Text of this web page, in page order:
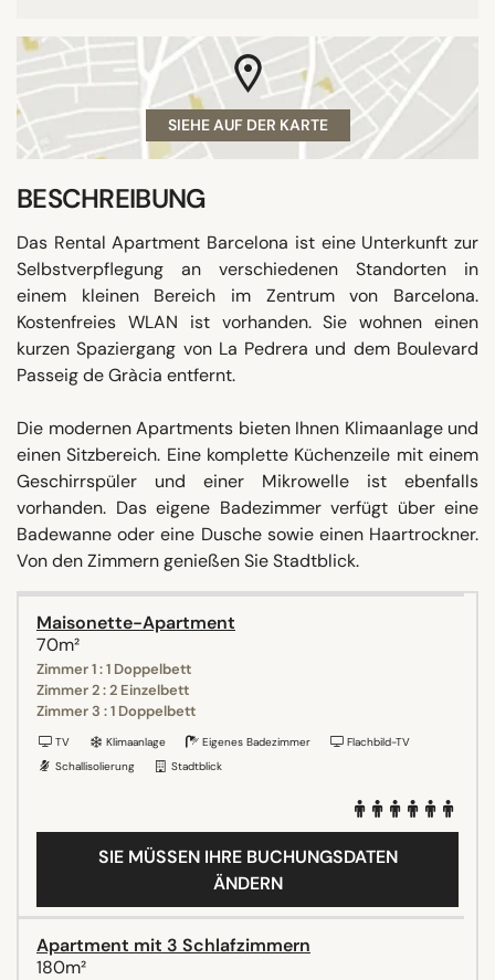
SIEHE AUF DER KARTE
BESCHREIBUNG
Das Rental Apartment Barcelona ist eine Unterkunft zur
Selbstverpflegung an verschiedenen Standorten in
einem kleinen Bereich im Zentrum von Barcelona.
Kostenfreies WLAN ist vorhanden. Sie wohnen einen
kurzen Spaziergang von La Pedrera und dem Boulevard
Passeig de Gràcia entfernt.
Die modernen Apartments bieten Ihnen Klimaanlage und
einen Sitzbereich. Eine komplette Küchenzeile mit einem
Geschirrspüler und einer Mikrowelle ist ebenfalls
vorhanden. Das eigene Badezimmer verfügt über eine
Badewanne oder eine Dusche sowie einen Haartrockner.
Von den Zimmern genießen Sie Stadtblick.
Maisonette-Apartment
70m²
Zimmer 1 : 1 Doppelbett
Zimmer 2 : 2 Einzelbett
Zimmer 3 : 1 Doppelbett
TV Klimaanlage Eigenes Badezimmer
Flachbild-TV
Schallisolierung
Stadtblick
SIE MÜSSEN IHRE BUCHUNGSDATEN
ÄNDERN
Apartment mit 3 Schlafzimmern
180m²